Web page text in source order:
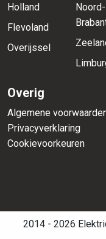
Holland
Flevoland
Overijssel
Noord-
Overig
Algemene
Privacyverklaring
Cookievoorkeuren
2014 - 2026